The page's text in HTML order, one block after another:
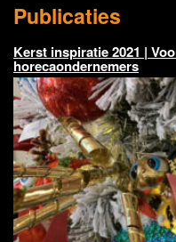
Publicaties
Kerst inspiratie 2021 |
horecaondernemers